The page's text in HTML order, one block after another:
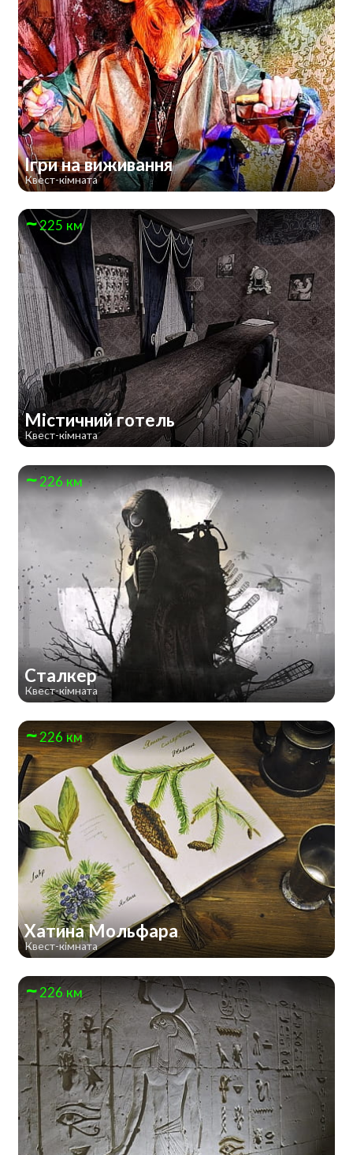
Ігри на виживання
Квест-кімната
225 км
Містичний готель
Квест-кімната
226 км
Сталкер
Квест-кімната
226 км
Хатина Мольфара
Квест-кімната
226 км